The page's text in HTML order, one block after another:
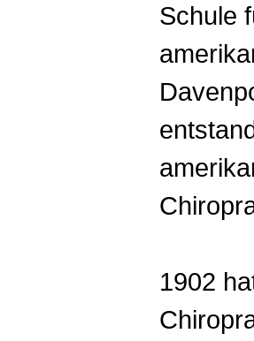
Schule
1902